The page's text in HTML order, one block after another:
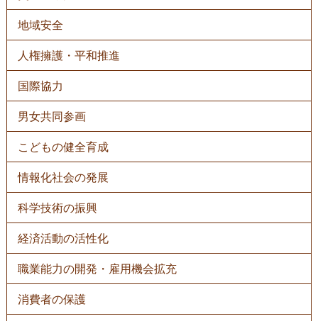
地域安全
人権擁護・平和推進
国際協力
男女共同参画
こどもの健全育成
情報化社会の発展
科学技術の振興
経済活動の活性化
職業能力の開発・雇用機会拡充
消費者の保護